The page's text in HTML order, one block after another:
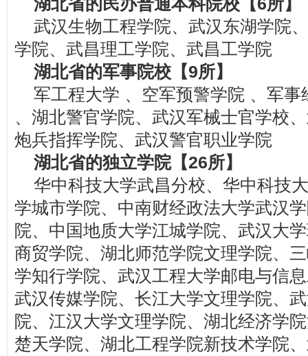
武汉生物工程学院、武汉东湖学院
学院、武昌理工学院、武昌工学院
湖北省的军事院校【9所】
军工程大学 、空军预警学院 、军
、湖北警官学院、武汉军械士官学校
炮兵指挥学院、武汉警官职业学院
湖北省的独立学院【26所】
华中科技大学武昌分校、华中科技
学城市学院、中南财经政法大学武汉
院、中国地质大学江城学院、武汉大
商贸学院、湖北师范学院文理学院、
学知行学院、武汉工程大学邮电与信
武汉传媒学院、长江大学文理学院、
院、江汉大学文理学院、湖北经济学
楚天学院、湖北工程学院新技术学院